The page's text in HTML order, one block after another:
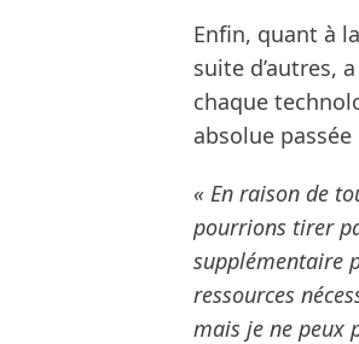
Enfin, quant à
suite d’autres,
chaque
absolue
« En raison de
pourrions tirer
supplémentaire
ressources
mais je ne peux